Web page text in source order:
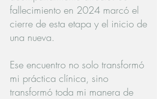
fallecimiento en 2024 marcó el
cierre de esta etapa y el inicio de
una nueva.
Ese encuentro no solo transformó
mi práctica clínica, sino
transformó toda mi manera de